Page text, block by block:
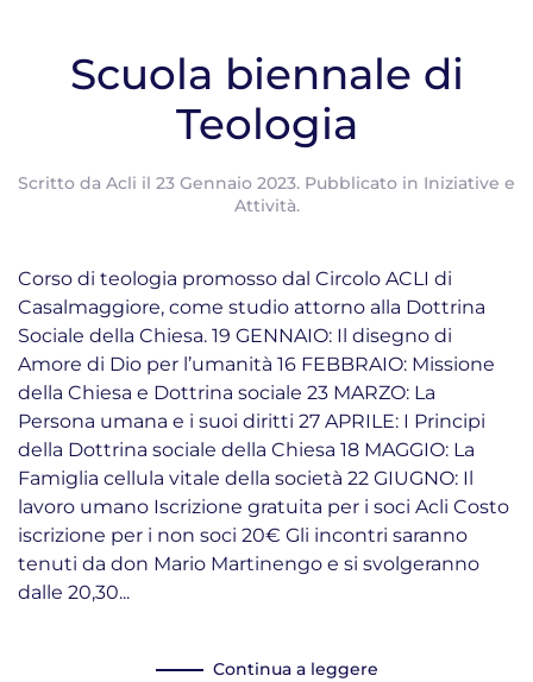
Scuola biennale di
Teologia
Scritto da Acli il 23 Gennaio 2023. Pubblicato in Iniziative e
Attività.
Corso di teologia promosso dal Circolo ACLI di
Casalmaggiore, come studio attorno alla Dottrina
Sociale della Chiesa. 19 GENNAIO: Il disegno di
Amore di Dio per l’umanità 16 FEBBRAIO: Missione
della Chiesa e Dottrina sociale 23 MARZO: La
Persona umana e i suoi diritti 27 APRILE: I Principi
della Dottrina sociale della Chiesa 18 MAGGIO: La
Famiglia cellula vitale della società 22 GIUGNO: Il
lavoro umano Iscrizione gratuita per i soci Acli Costo
iscrizione per i non soci 20€ Gli incontri saranno
tenuti da don Mario Martinengo e si svolgeranno
dalle 20,30...
Continua a leggere